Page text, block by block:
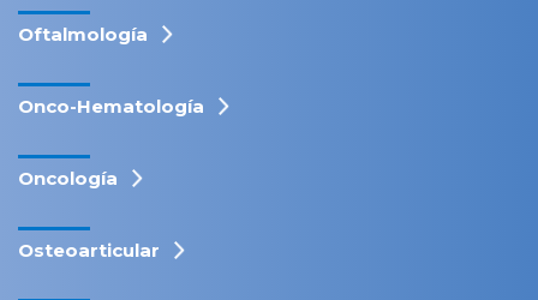
Oftalmología
Onco-Hematología
Oncología
Osteoarticular